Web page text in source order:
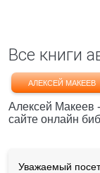
Все книги
АЛЕКСЕЙ МАКЕЕВ
Алексей Макеев
сайте онлайн
Уважаемый